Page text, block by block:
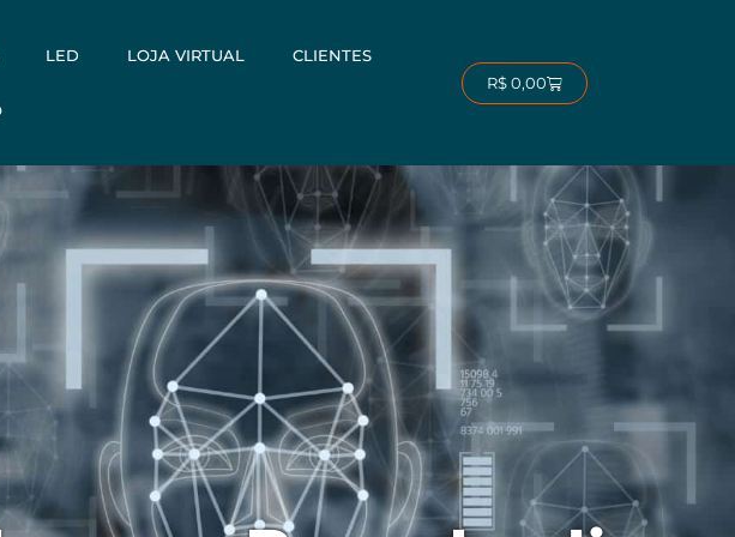
LED LOJA VIRTUAL CLIENTES
R$0,00Carrinho